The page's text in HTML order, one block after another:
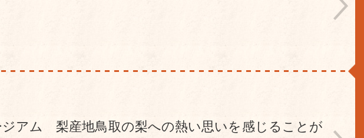
ジアム 梨産地鳥取の梨への熱い思いを感じることが